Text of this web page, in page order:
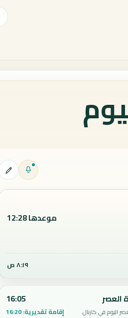
موعدها 12:28
٨:١٩ ص
العصر
اليوم في كارنال.
16:05
إقامة تقديرية:16:20